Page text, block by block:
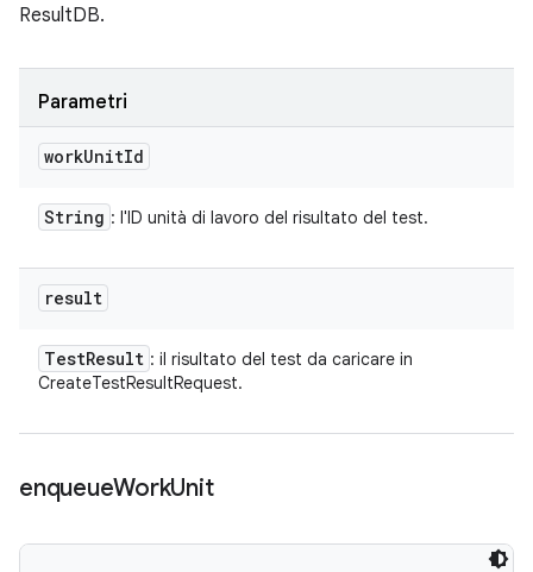
ResultDB.
Parametri
workUnitId
String : l'ID unità di lavoro del risultato del test.
result
TestResult : il risultato del test da caricare in
CreateTestResultRequest.
enqueueWorkUnit